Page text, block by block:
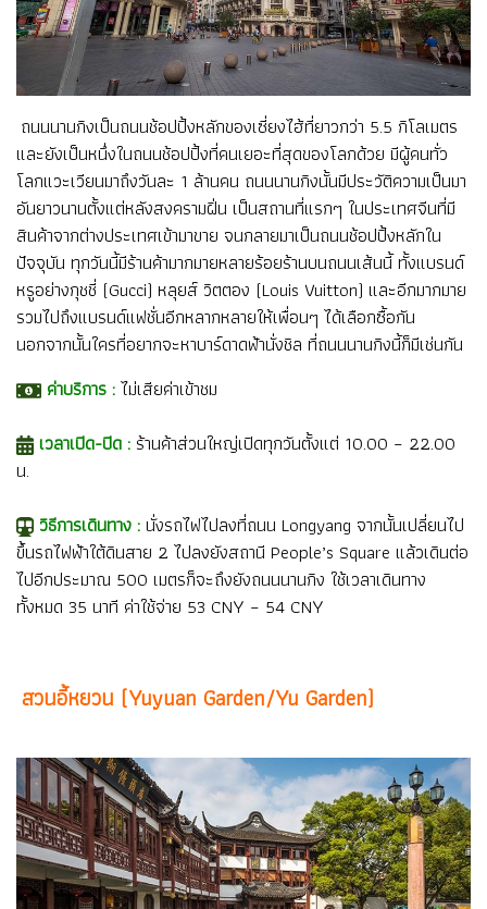
ถนนนานกิงเป็นถนนช้อปปิ้งหลักของเซี่ยงไฮ้ที่ยาวกว่า 5.5 กิโลเมตร
และยังเป็นหนึ่งในถนนช้อปปิ้งที่คนเยอะที่สุดของโลกด้วย มีผู้คนทั่ว
โลกแวะเวียนมาถึงวันละ 1 ล้านคน ถนนนานกิงนั้นมีประวัติความเป็นมา
อันยาวนานตั้งแต่หลังสงครามฝิ่น เป็นสถานที่แรกๆ ในประเทศจีนที่มี
สินค้าจากต่างประเทศเข้ามาขาย จนกลายมาเป็นถนนช้อปปิ้งหลักใน
ปัจจุบัน ทุกวันนี้มีร้านค้ามากมายหลายร้อยร้านบนถนนเส้นนี้ ทั้งแบรนด์
หรูอย่างกุชชี่ (Gucci) หลุยส์ วิตตอง (Louis Vuitton) และอีกมากมาย
รวมไปถึงแบรนด์แฟชั่นอีกหลากหลายให้เพื่อนๆ ได้เลือกซื้อกัน
นอกจากนั้นใครที่อยากจะหาบาร์ดาดฟ้านั่งชิล ที่ถนนนานกิงนี้ก็มีเช่นกัน
ค่าบริการ :ไม่เสียค่าเข้าชม
เวลาเปิด-ปิด : ร้านค้าส่วนใหญ่เปิดทุกวันตั้งแต่ 10.00 – 22.00
น.
วิธีการเดินทาง :นั่งรถไฟไปลงที่ถนน Longyang จากนั้นเปลี่ยนไป
ขึ้นรถไฟฟ้าใต้ดินสาย 2 ไปลงยังสถานี People’s Square แล้วเดินต่อ
ไปอีกประมาณ 500 เมตรก็จะถึงยังถนนนานกิง ใช้เวลาเดินทาง
ทั้งหมด 35 นาที ค่าใช้จ่าย 53 CNY – 54 CNY
สวนอี้หยวน (Yuyuan Garden/Yu Garden)